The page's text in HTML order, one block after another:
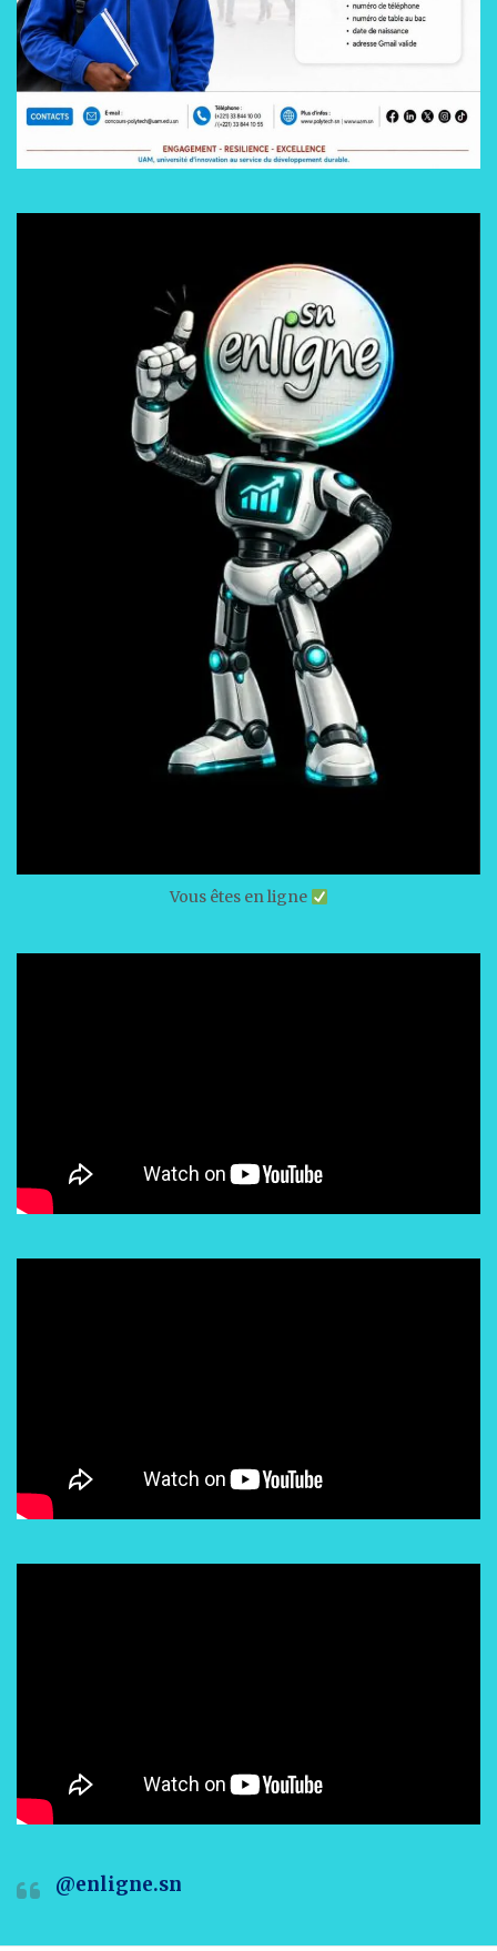
Vous êtes en ligne
@enligne.sn